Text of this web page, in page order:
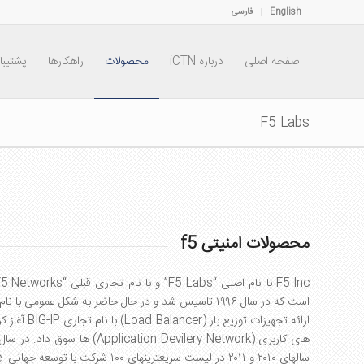
English فارسی
صفحه اصلی درباره iCTN محصولات راهکارها
F5 Labs
محصولات امنیتی f5
F5 Inc با نام اصلی “F5 Labs” و با نام تجاری قبلی “Networks
است که در سال ۱۹۹۶ تاسیس شد و در حال حاضر به شکل عمومی با نام
ارائه تجهیزات توزیع بار (Load Balancer) با نام تجاری BIG-IPآغاز
های کاربری (Application Devilery Network) ها سوق داد. در سال ۱۹۹۹ سهام این شرکت در
سالهای ۲۰۱۰ و ۲۰۱۱ در لیست سریعترینهای ۱۰۰ شرکت با توسعه جهانی